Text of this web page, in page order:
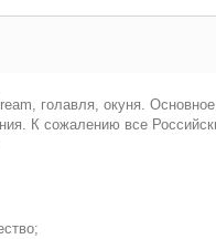
голавля, окуня.
К сожалению все